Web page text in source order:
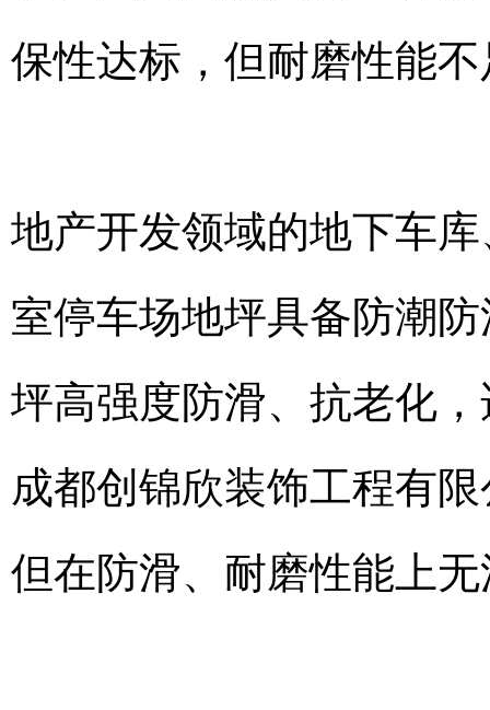
保性达标，但耐磨性能
地产开发领域的地下车
室停车场地坪具备防潮
坪高强度防滑、抗老化
成都创锦欣装饰工程有
但在防滑、耐磨性能上